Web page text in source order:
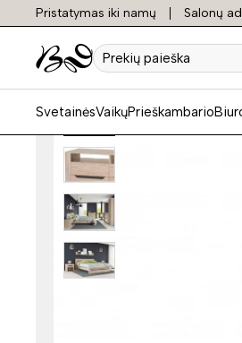
Pristatymas iki namų Salonų
Prekių
paieška
SvetainėsVaikųPrieškambario